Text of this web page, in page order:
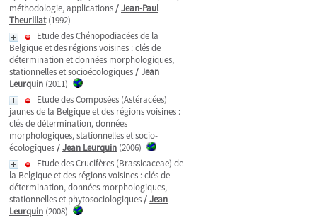
méthodologie, applications/Jean-Paul
Theurillat(1992)
Etude des Chénopodiacées de la
Belgique et des régions voisines : clés de
détermination et données morphologiques,
stationnelles et socioécologiques/Jean
Leurquin (2011)
Etude des Composées (Astéracées)
jaunes de la Belgique et des régions voisines :
clés de détermination, données
morphologiques, stationnelles et socio-
écologiques/Jean Leurquin (2006)
Etude des Crucifères (Brassicaceae) de
la Belgique et des régions voisines : clés de
détermination, données morphologiques,
stationnelles et phytosociologiques/Jean
Leurquin (2008)